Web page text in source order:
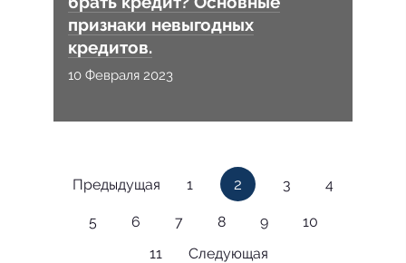
признаки невыгодных
кредитов.
10 Февраля 2023
Предыдущая 1 2 3 4
5 6 7 8 9
10
11
Следующая